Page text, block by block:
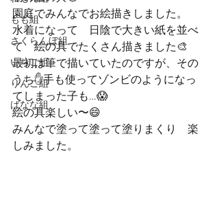
もも組
さくらんぼ組
いちご組
りんご組
ばなな組
園庭でみんなでお絵描きしました。
水着になって　日陰で大きい紙を並べ
て　絵の具でたくさん描きました🎨
最初は筆で描いていたのですが、その
うち✋手も使ってゾンビのようになっ
てしまった子も…😱
絵の具楽しい〜😄
みんなで塗って塗って塗りまくり　楽
しみました。